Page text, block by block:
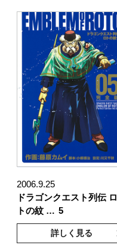
2006.9.25
ドラゴンクエスト列伝 ロ
トの紋 … 5
詳しく見る